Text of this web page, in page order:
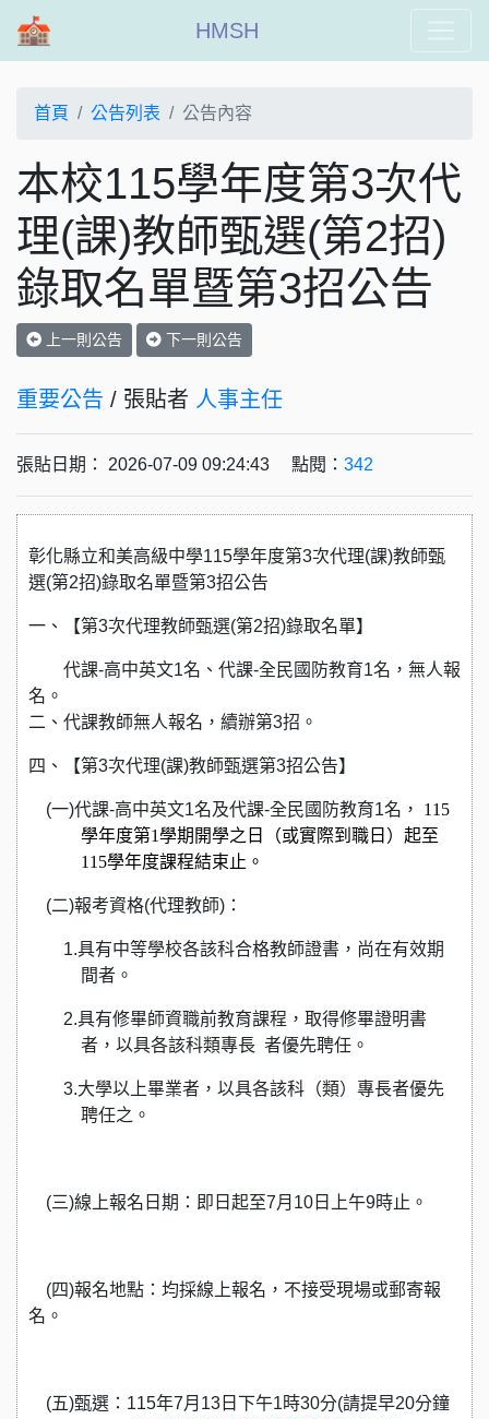
HMSH
首頁 公告列表 公告內容
本校115學年度第3次代
理(課)教師甄選(第2招)
錄取名單暨第3招公告
上一則公告 下一則公告
重要公告 / 張貼者 人事主任
張貼日期： 2026-07-09 09:24:43 點閱： 342
彰化縣立和美高級中學115學年度第3次代理(課)教師甄
選(第2招)錄取名單暨第3招公告
一、 【第3次代理教師甄選(第2招)錄取名單】
代課-高中英文1名、代課-全民國防教育1名，無人報
名。
二、代課教師無人報名，續辦第3招。
四、【第3次代理(課)教師甄選第3招公告】
(一)代課-高中英文1名及代課-全民國防教育1名 ，
115
學年度第1學期開學之日（或實際到職日）起至
115學年度課程結束止。
(二)報考資格(代理教師) ：
1.具有中等學校各該科合格教師證書，尚在有效期
間者。
2.具有修畢師資職前教育課程，取得修畢證明書
者，以具各該科類專長 者優先聘任。
3.大學以上畢業者，以具各該科（類）專長者優先
聘任之。
(三)線上報名日期：即日起至7月10日上午9時止。
(四)報名地點：均採線上報名，不接受現場或郵寄報
名。
(五)甄選：115年7月13日下午1時30分(請提早20分鐘